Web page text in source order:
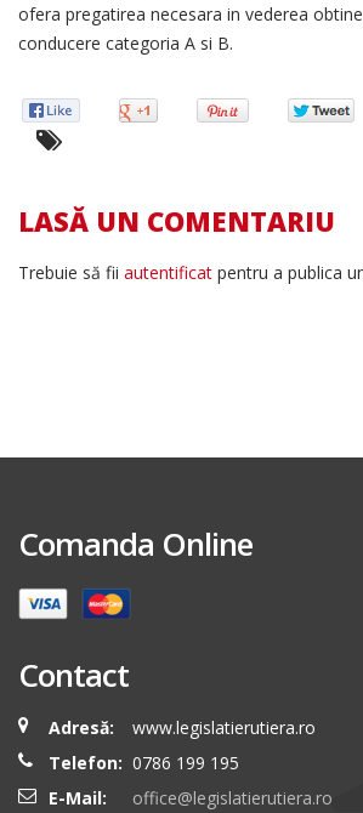
ofera pregatirea necesara in vederea
conducere categoria A si B.
LASĂ UN COMENTARIU
Trebuie să fii autentificat pentru a publica
Comanda Online
Contact
Adresă:
www.legislatierutiera.ro
Telefon: 0786 199 195
E-Mail:
office@legislatierutiera.ro